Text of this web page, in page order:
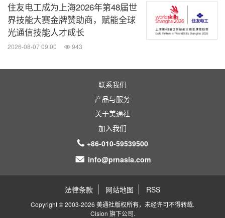
关键词：替代能源 环保产品与服务 绿色科技
公共设
施
住友电工成为上海2026年第48届世
界技能大赛金牌赞助商，赋能全球
光通信技能人才成长
2026-08-07 09:00 943
联系我们
产品与服务
关于美通社
加入我们
+86-010-59539500
info@prnasia.com
法律条款 网站地图 RSS
Copyright © 2003-2026 美通社版权所有，未经许可不得转载.
Cision 旗下公司.